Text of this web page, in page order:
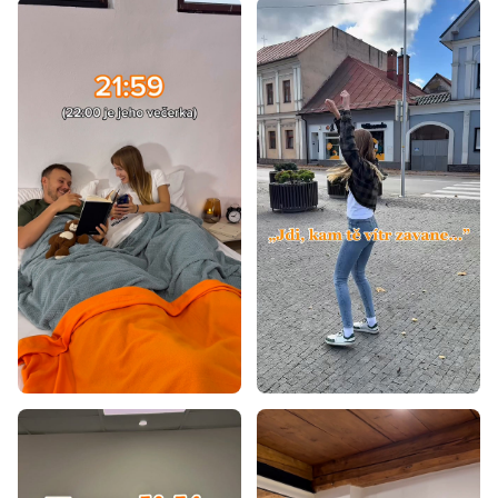
Matrace tvrdost H3
Matrace tvrdost H4
Tvrdé matrace 140x200
Vysoké matrace 140x200
Matrace - výška 20 cm